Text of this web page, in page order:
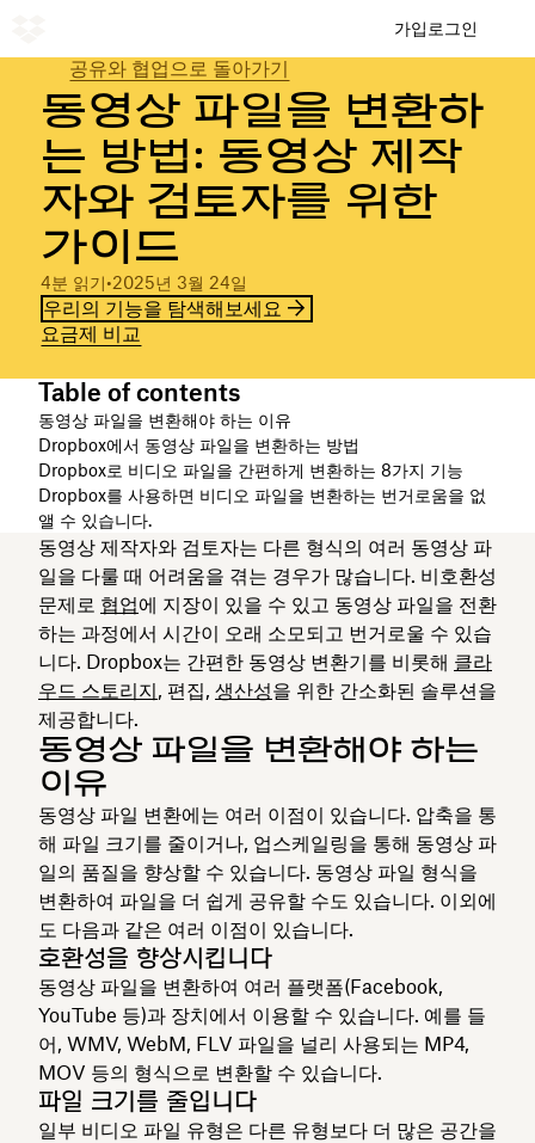
가입 로그인
공유와 협업으로 돌아가기
동영상 파일을 변환하
는 방법: 동영상 제작
자와 검토자를 위한
가이드
4분 읽기•2025년 3월 24일
우리의 기능을 탐색해보세요
요금제 비교
Table of contents
동영상 파일을 변환해야 하는 이유
Dropbox에서 동영상 파일을 변환하는 방법
Dropbox로 비디오 파일을 간편하게 변환하는 8가지 기능
Dropbox를 사용하면 비디오 파일을 변환하는 번거로움을 없
앨 수 있습니다.
동영상 제작자와 검토자는 다른 형식의 여러 동영상 파
일을 다룰 때 어려움을 겪는 경우가 많습니다. 비호환성
문제로 협업에 지장이 있을 수 있고 동영상 파일을 전환
하는 과정에서 시간이 오래 소모되고 번거로울 수 있습
니다. Dropbox는 간편한 동영상 변환기를 비롯해 클라
우드 스토리지, 편집, 생산성을 위한 간소화된 솔루션을
제공합니다.
동영상 파일을 변환해야 하는
이유
동영상 파일 변환에는 여러 이점이 있습니다. 압축을 통
해 파일 크기를 줄이거나, 업스케일링을 통해 동영상 파
일의 품질을 향상할 수 있습니다. 동영상 파일 형식을
변환하여 파일을 더 쉽게 공유할 수도 있습니다. 이외에
도 다음과 같은 여러 이점이 있습니다.
호환성을 향상시킵니다
동영상 파일을 변환하여 여러 플랫폼(Facebook,
YouTube 등)과 장치에서 이용할 수 있습니다. 예를 들
어, WMV, WebM, FLV 파일을 널리 사용되는 MP4,
MOV 등의 형식으로 변환할 수 있습니다.
파일 크기를 줄입니다
일부 비디오 파일 유형은 다른 유형보다 더 많은 공간을